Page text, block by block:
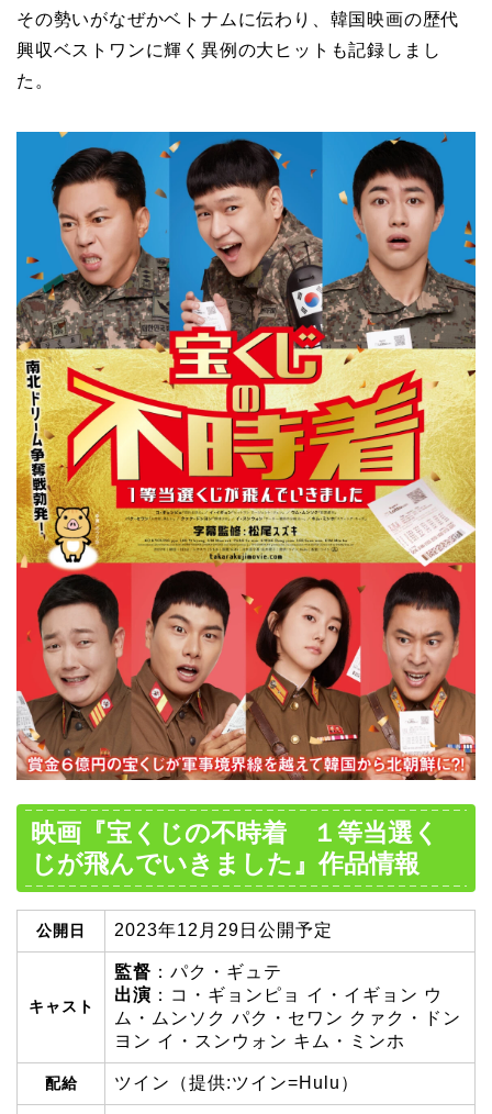
その勢いがなぜかベトナムに伝わり、韓国映画の歴代
興収ベストワンに輝く異例の大ヒットも記録しまし
た。
映画『宝くじの不時着 １等当選く
じが飛んでいきました』作品情報
公開日 2023年12月29日公開予定
キャスト
監督 ：パク・ギュテ
出演 ：コ・ギョンピョ イ・イギョン ウ
ム・ムンソク パク・セワン クァク・ドン
ヨン イ・スンウォン キム・ミンホ
配給 ツイン（提供:ツイン=Hulu）